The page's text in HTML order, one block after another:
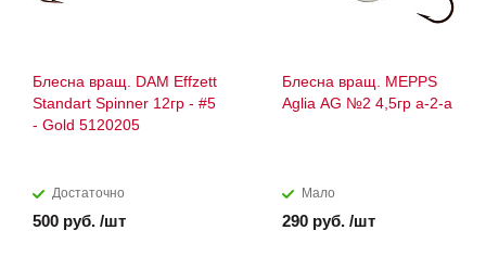
Блесна вращ. DAM Effzett
Standart Spinner 12гр - #5
- Gold 5120205
Достаточно
500 руб. /шт
Блесна вращ. MEPPS
Aglia AG №2 4,5гр a-2-a
Мало
290 руб. /шт